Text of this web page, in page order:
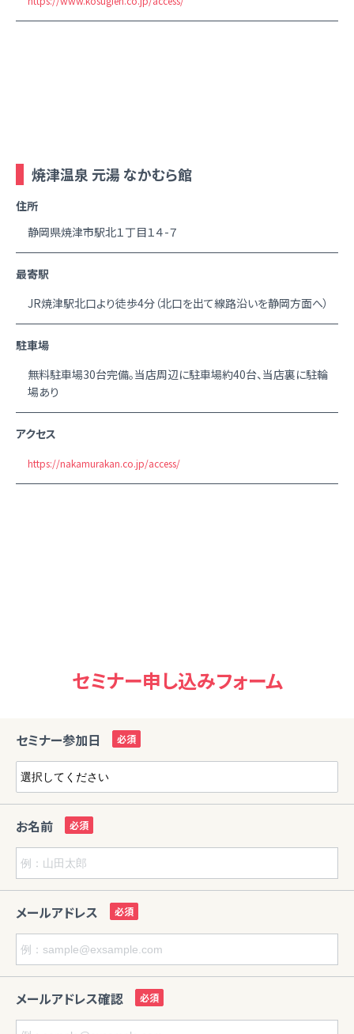
焼津温泉 元湯 なかむら館
住所
静岡県焼津市駅北１丁目１４-７
最寄駅
JR焼津駅北口より徒歩4分（北口を出て線路沿いを静岡方面へ）
駐車場
無料駐車場30台完備。当店周辺に駐車場約40台、当店裏に駐輪
場あり
アクセス
https://nakamurakan.co.jp/access/
セミナー申し込みフォーム
セミナー参加日
お名前
メールアドレス
メールアドレス確認